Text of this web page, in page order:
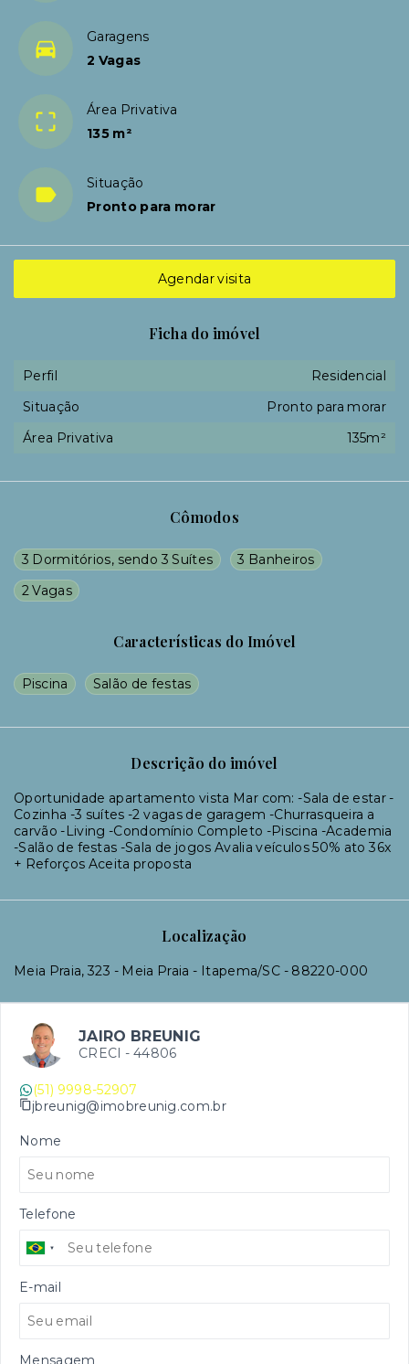
Garagens
2 Vagas
Área Privativa
135 m²
Situação
Pronto para morar
Cômodos
3 Dormitórios, sendo 3 Suítes
3 Banheiros
2 Vagas
Características do Imóvel
Piscina Salão de festas
Descrição do imóvel
Oportunidade apartamento vista Mar com: -Sala de estar -
Cozinha -3 suítes -2 vagas de garagem -Churrasqueira a
carvão -Living -Condomínio Completo -Piscina -Academia
-Salão de festas -Sala de jogos Avalia veículos 50% ato 36x
+ Reforços Aceita proposta
Localização
Meia Praia, 323 - Meia Praia - Itapema/SC - 88220-000
Agendar visita
Ficha do imóvel
Perfil
Residencial
Situação
Pronto para morar
Área Privativa
135m²
JAIRO BREUNIG
CRECI - 44806
(51) 9998-52907
jbreunig@imobreunig.com.br
Nome
Telefone
E-mail
Mensagem